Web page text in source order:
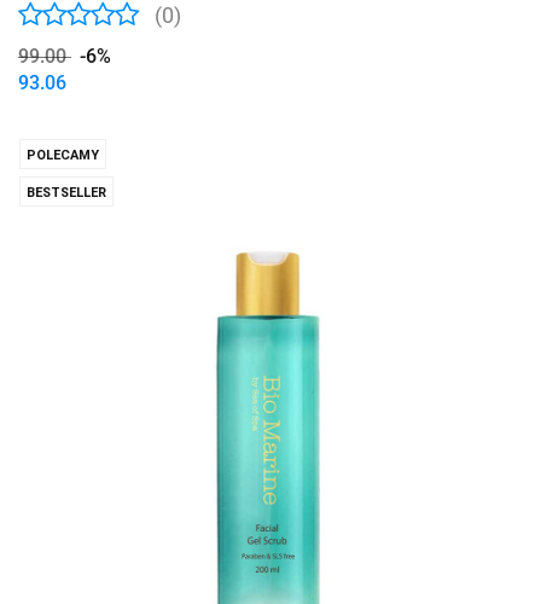
(0)
99.00 -6%
93.06
POLECAMY
BESTSELLER